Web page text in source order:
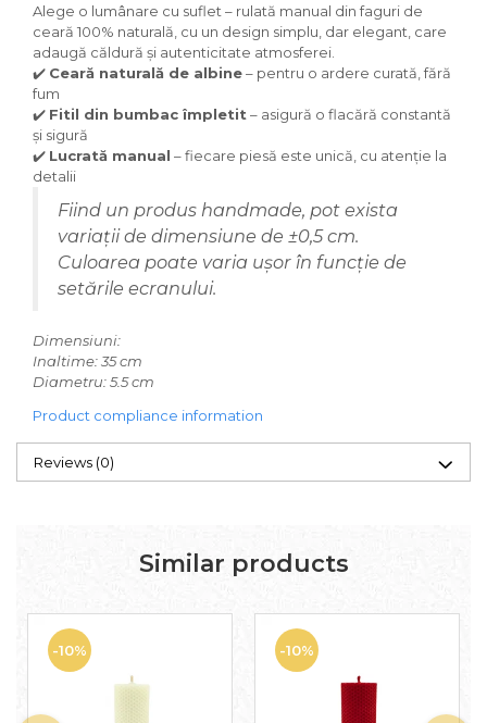
Alege o lumânare cu suflet – rulată manual din faguri de
ceară 100% naturală, cu un design simplu, dar elegant, care
adaugă căldură și autenticitate atmosferei.
✔️ Ceară naturală de albine– pentru o ardere curată, fără
fum
✔️ Fitil din bumbac împletit – asigură o flacără constantă
și sigură
✔️ Lucrată manual – fiecare piesă este unică, cu atenție la
detalii
Fiind un produs handmade, pot exista
variații de dimensiune de ±0,5 cm.
Culoarea poate varia ușor în funcție de
setările ecranului.
Dimensiuni:
Inaltime: 35 cm
Diametru: 5.5 cm
Product compliance information
Reviews (0)
Similar products
-10% -10%